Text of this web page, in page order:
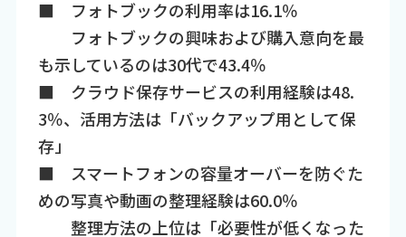
■ フォトブックの利用率は16.1％
フォトブックの興味および購入意向を最
も示しているのは30代で43.4％
■ クラウド保存サービスの利用経験は48.
3％、活用方法は「バックアップ用として保
存」
■ スマートフォンの容量オーバーを防ぐた
めの写真や動画の整理経験は60.0％
整理方法の上位は「必要性が低くなった